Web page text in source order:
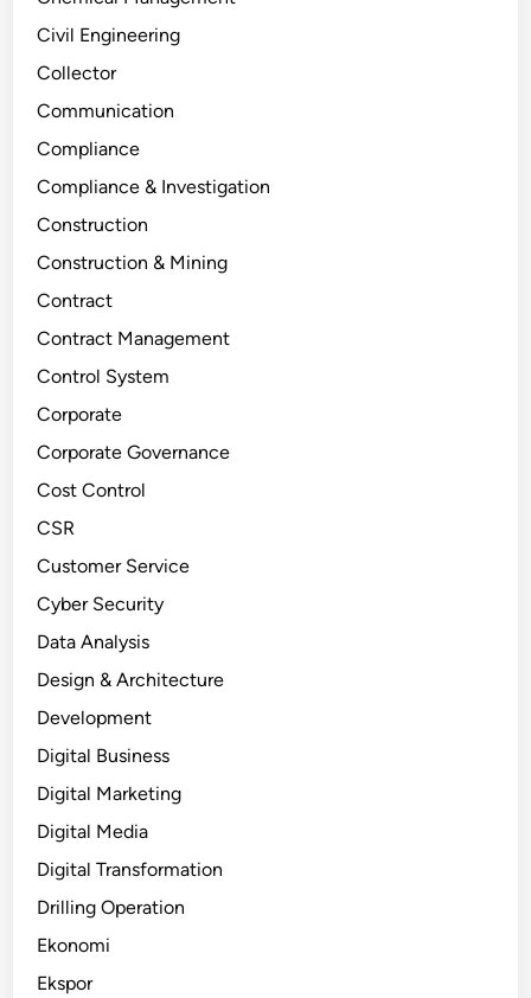
Civil Engineering
Collector
Communication
Compliance
Compliance & Investigation
Construction
Construction & Mining
Contract
Contract Management
Control System
Corporate
Corporate Governance
Cost Control
CSR
Customer Service
Cyber Security
Data Analysis
Design & Architecture
Development
Digital Business
Digital Marketing
Digital Media
Digital Transformation
Drilling Operation
Ekonomi
Ekspor